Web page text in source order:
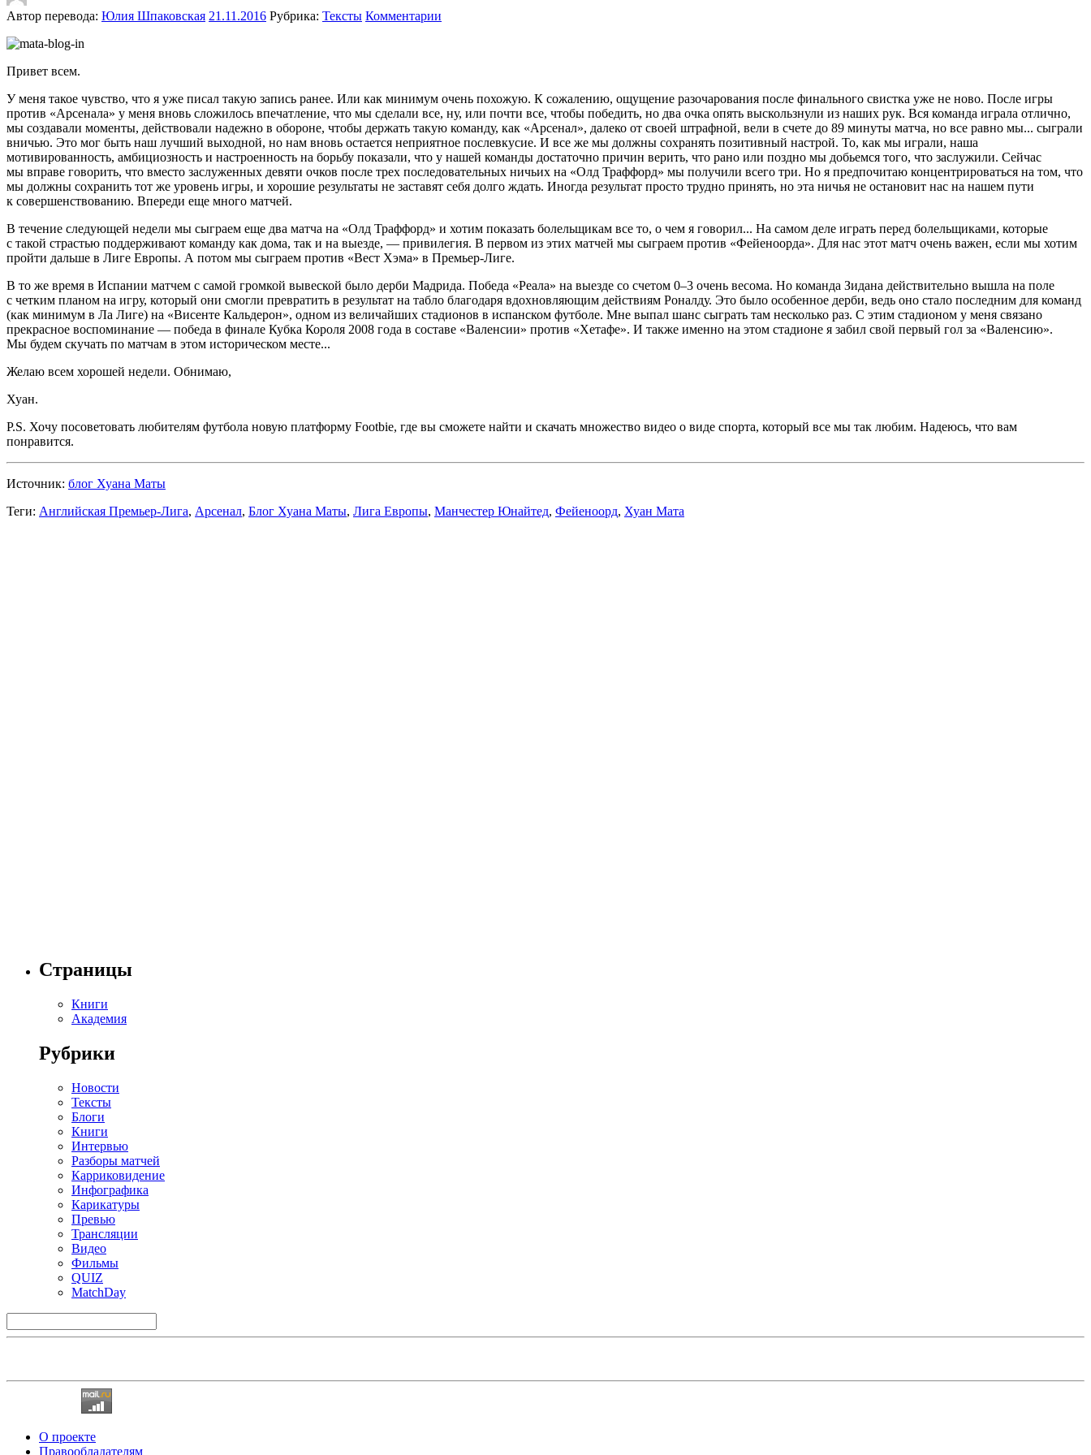
Автор перевода: Юлия Шпаковская 21.11.2016 Рубрика: Тексты Комментарии
Привет всем.
У меня такое чувство, что я уже писал такую запись ранее. Или как минимум очень похожую. К сожалению, ощущение разочарования после финального свистка уже не ново. После игры
против «Арсенала» у меня вновь сложилось впечатление, что мы сделали все, ну, или почти все, чтобы победить, но два очка опять выскользнули из наших рук. Вся команда играла отлично,
мы создавали моменты, действовали надежно в обороне, чтобы держать такую команду, как «Арсенал», далеко от своей штрафной, вели в счете до 89 минуты матча, но все равно мы... сыграли
вничью. Это мог быть наш лучший выходной, но нам вновь остается неприятное послевкусие. И все же мы должны сохранять позитивный настрой. То, как мы играли, наша
мотивированность, амбициозность и настроенность на борьбу показали, что у нашей команды достаточно причин верить, что рано или поздно мы добьемся того, что заслужили. Сейчас
мы вправе говорить, что вместо заслуженных девяти очков после трех последовательных ничьих на «Олд Траффорд» мы получили всего три. Но я предпочитаю концентрироваться на том, что
мы должны сохранить тот же уровень игры, и хорошие результаты не заставят себя долго ждать. Иногда результат просто трудно принять, но эта ничья не остановит нас на нашем пути
к совершенствованию. Впереди еще много матчей.
В течение следующей недели мы сыграем еще два матча на «Олд Траффорд» и хотим показать болельщикам все то, о чем я говорил... На самом деле играть перед болельщиками, которые
с такой страстью поддерживают команду как дома, так и на выезде, — привилегия. В первом из этих матчей мы сыграем против «Фейеноорда». Для нас этот матч очень важен, если мы хотим
пройти дальше в Лиге Европы. А потом мы сыграем против «Вест Хэма» в Премьер-Лиге.
В то же время в Испании матчем с самой громкой вывеской было дерби Мадрида. Победа «Реала» на выезде со счетом 0–3 очень весома. Но команда Зидана действительно вышла на поле
с четким планом на игру, который они смогли превратить в результат на табло благодаря вдохновляющим действиям Роналду. Это было особенное дерби, ведь оно стало последним для команд
(как минимум в Ла Лиге) на «Висенте Кальдерон», одном из величайших стадионов в испанском футболе. Мне выпал шанс сыграть там несколько раз. С этим стадионом у меня связано
прекрасное воспоминание — победа в финале Кубка Короля 2008 года в составе «Валенсии» против «Хетафе». И также именно на этом стадионе я забил свой первый гол за «Валенсию».
Мы будем скучать по матчам в этом историческом месте...
Желаю всем хорошей недели. Обнимаю,
Хуан.
P.S. Хочу посоветовать любителям футбола новую платформу Footbie, где вы сможете найти и скачать множество видео о виде спорта, который все мы так любим. Надеюсь, что вам
понравится.
Источник: блог Хуана Маты
Теги: Английская Премьер-Лига, Арсенал, Блог Хуана Маты, Лига Европы, Манчестер Юнайтед, Фейеноорд, Хуан Мата
Страницы
Книги
Академия
Рубрики
Новости
Тексты
Блоги
Книги
Интервью
Разборы матчей
Карриковидение
Инфографика
Карикатуры
Превью
Трансляции
Видео
Фильмы
QUIZ
MatchDay
О проекте
Правообладателям